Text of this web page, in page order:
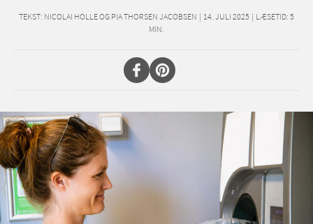
TEKST: NICOLAI HOLLE OG PIA THORSEN JACOBSEN | 14. JULI 2025 | LÆSETID: 5
MIN.